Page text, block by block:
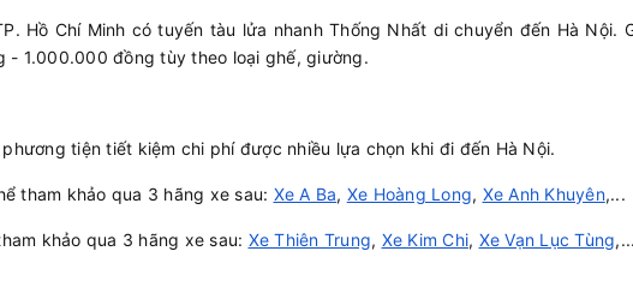
Hồ Chí Minh có tuyến tàu lửa nhanh Thống Nhất di chuyển đến Hà Nội.
1.000.000 đồng tùy theo loại ghế, giường.
tiện tiết kiệm chi phí được nhiều lựa chọn khi đi đến Hà Nội.
tham khảo qua 3 hãng xe sau: Xe A Ba, Xe Hoàng Long, Xe Anh Khuyên,...
khảo qua 3 hãng xe sau: Xe Thiên Trung, Xe Kim Chi, Xe Vạn Lục Tùng